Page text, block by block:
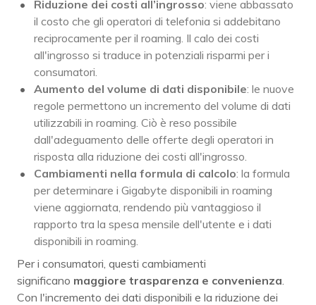
Riduzione dei costi all’ingrosso: viene abbassato
il costo che gli operatori di telefonia si addebitano
reciprocamente per il roaming. Il calo dei costi
all'ingrosso si traduce in potenziali risparmi per i
consumatori.
Aumento del volume di dati disponibile: le nuove
regole permettono un incremento del volume di dati
utilizzabili in roaming. Ciò è reso possibile
dall'adeguamento delle offerte degli operatori in
risposta alla riduzione dei costi all'ingrosso.
Cambiamenti nella formula di calcolo: la formula
per determinare i Gigabyte disponibili in roaming
viene aggiornata, rendendo più vantaggioso il
rapporto tra la spesa mensile dell'utente e i dati
disponibili in roaming.
Per i consumatori, questi cambiamenti
significano maggiore trasparenza e convenienza
Con l'incremento dei dati disponibili e la riduzione dei